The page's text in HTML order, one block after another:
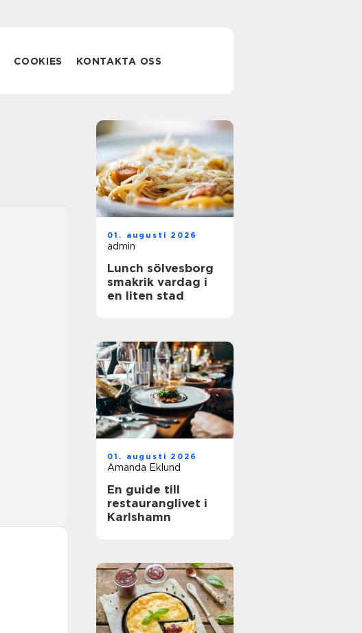
COOKIES KONTAKTA OSS
01. augusti 2026
admin
Lunch sölvesborg
smakrik vardag i
en liten stad
01. augusti 2026
Amanda Eklund
En guide till
restauranglivet i
Karlshamn